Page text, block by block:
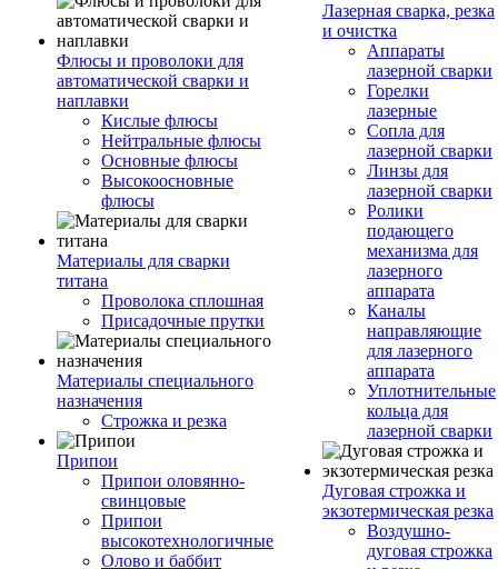
Флюсы и проволоки для
автоматической сварки и
наплавки
Кислые флюсы
Нейтральные флюсы
Основные флюсы
Высокоосновные
флюсы
Материалы для сварки
титана
Проволока сплошная
Присадочные прутки
Материалы специального
назначения
Строжка и резка
Припои
Припои оловянно-
свинцовые
Припои
высокотехнологичные
Олово и баббит
Лазерная сварка, резка
и очистка
Аппараты
лазерной сварки
Горелки
лазерные
Сопла для
лазерной сварки
Линзы для
лазерной сварки
Ролики
подающего
механизма для
лазерного
аппарата
Каналы
направляющие
для лазерного
аппарата
Уплотнительные
кольца для
лазерной сварки
Дуговая строжка и
экзотермическая резка
Воздушно-
дуговая строжка